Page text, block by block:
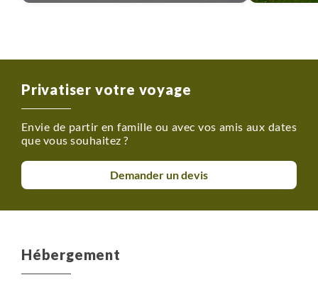
Privatiser votre voyage
Envie de partir en famille ou avec vos amis aux dates
que vous souhaitez ?
Demander un devis
Hébergement